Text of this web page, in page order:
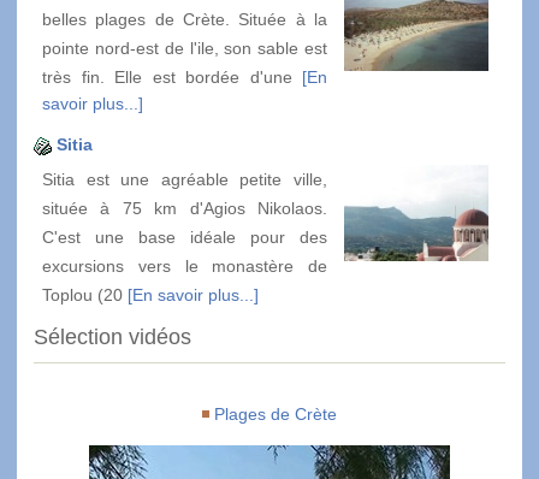
belles plages de Crète. Située à la
pointe nord-est de l'ile, son sable est
très fin. Elle est bordée d'une [En
savoir plus...]
Sitia
Sitia est une agréable petite ville,
située à 75 km d'Agios Nikolaos.
C'est une base idéale pour des
excursions vers le monastère de
Toplou (20 [En savoir plus...]
Sélection vidéos
Plages de Crète